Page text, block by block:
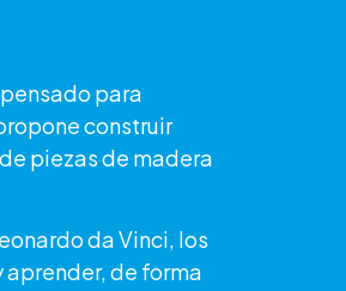
para
construir
piezas de madera
da Vinci, los
de forma